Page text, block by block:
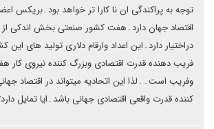
توجه به پراکندگی ان نا کارا تر خواهد بود۔بریکس
اقتصاد جهان دارد۔هفت کشور صنعتی بخش اندکی از
دراختیار دارد۔این اعداد وارقام دلاری تولید های این
فریب دهنده قدرت اقتصادی وبزرگ کننده نیروی
وفریب است۔۔لذا این اتحادیه میتواند در اقتصاد
کننده قدرت واقعی اقتصادی جهانی باشد۔ایا تمایل